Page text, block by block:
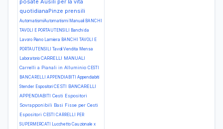
posate Ausili per la vita
quotidianaPinze prensili
AutomatismiAutomatismi Manuali BANCHI
TAVOLI E PORTAUTENSILI Banchi da
Lavoro Piano Lamiera BANCHI TAVOLI E
PORTAUTENSILI Tavoli Vendita Mensa
Laboratorio CARRELLI MANUALI
Carrelli a Pianali in Alluminio CESTI
BANCARELLI APPENDIABITI Appendiabiti
Stender EspositoriCESTI BANCARELLI
APPENDIABITI Cesti Espositori
Sovrapponibili Basi Fisse per Cesti
Espositori CESTI CARRELLI PER
SUPERMERCATI Lucchetto Cauzionale x